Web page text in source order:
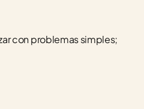
con problemas simples;